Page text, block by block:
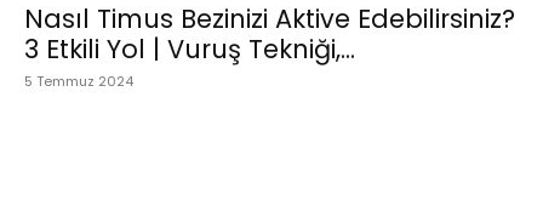
Nasıl Timus Bezinizi Aktive Edebilirsiniz?
3 Etkili Yol | Vuruş Tekniği,...
5 Temmuz 2024